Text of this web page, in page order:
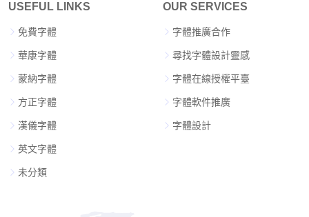
USEFUL LINKS
免費字體
華康字體
蒙納字體
方正字體
漢儀字體
英文字體
未分類
OUR SERVICES
字體推廣合作
尋找字體設計靈感
字體在線授權平臺
字體軟件推廣
字體設計